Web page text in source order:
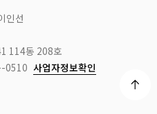
인선
114동 208호
-0510 사업자정보확인